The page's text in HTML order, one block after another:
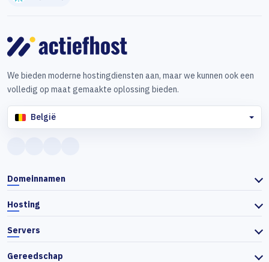
We bieden moderne hostingdiensten aan, maar we kunnen ook een
volledig op maat gemaakte oplossing bieden.
België
Domeinnamen
Hosting
Servers
Gereedschap